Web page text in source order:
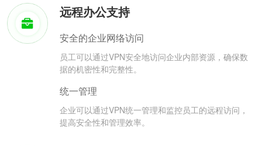
远程办公支持
安全的企业网络访问
员工可以通过VPN安全地访问企业内部资源，确保数
据的机密性和完整性。
统一管理
企业可以通过VPN统一管理和监控员工的远程访问，
提高安全性和管理效率。